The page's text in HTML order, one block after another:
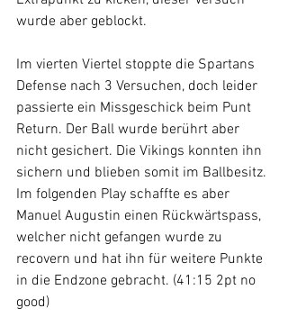
wurde aber geblockt.
Im vierten Viertel stoppte die Spartans
Defense nach 3 Versuchen, doch leider
passierte ein Missgeschick beim Punt
Return. Der Ball wurde berührt aber
nicht gesichert. Die Vikings konnten ihn
sichern und blieben somit im Ballbesitz.
Im folgenden Play schaffte es aber
Manuel Augustin einen Rückwärtspass,
welcher nicht gefangen wurde zu
recovern und hat ihn für weitere Punkte
in die Endzone gebracht. (41:15 2pt no
good)